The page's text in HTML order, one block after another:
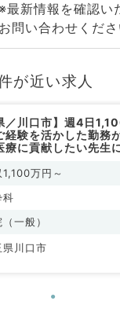
※最新情報を確認い
お問い合わせくださ
が近い求人
／川口市】週4日
経験を活かした勤務
に貢献したい先生
1,100万円～
科
一般）
県川口市